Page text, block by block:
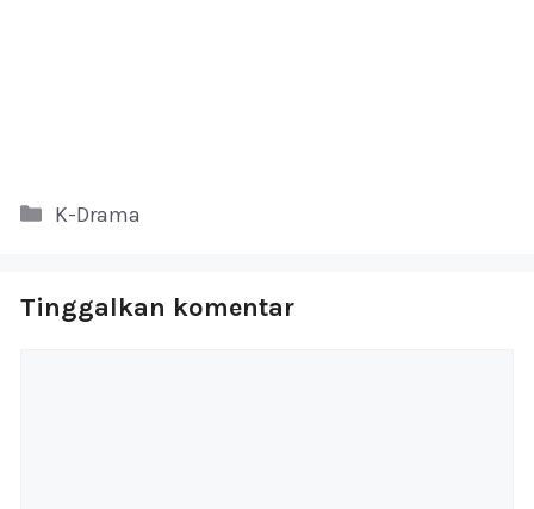
Kategori
K-Drama
Tinggalkan komentar